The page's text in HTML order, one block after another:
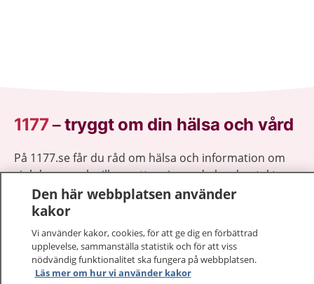
1177–tryggt om din hälsa och vård
På 1177.se får du råd om hälsa och information om
sjukdomar och vilka mottagningar du kan kontakta.
Logga in för att läsa din journal och göra dina
vårdärenden. Ring telefonnummer 1177 för
1177 ger dig råd när du vill må bättre.
Den här webbplatsen använder
kakor
Vi använder kakor, cookies, för att ge dig en förbättrad
upplevelse, sammanställa statistik och för att viss
nödvändig funktionalitet ska fungera på webbplatsen.
Läs mer om hur vi använder kakor